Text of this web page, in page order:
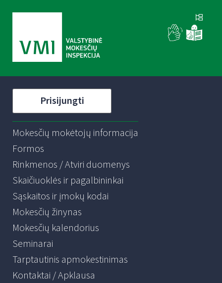
Prisijungti
Mokesčių mokėtojų informacija
Formos
Rinkmenos / Atviri duomenys
Skaičiuoklės ir pagalbininkai
Sąskaitos ir įmokų kodai
Mokesčių žinynas
Mokesčių kalendorius
Seminarai
Tarptautinis apmokestinimas
Kontaktai / Apklausa